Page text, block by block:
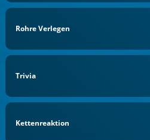
Rohre Verlegen
Trivia
Kettenreaktion